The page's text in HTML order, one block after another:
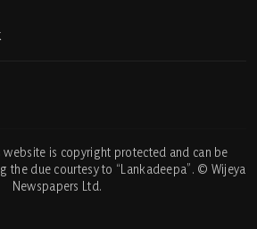
is copyright protected and can be
the due courtesy to “Lankadeepa”. © Wijeya
Newspapers Ltd.